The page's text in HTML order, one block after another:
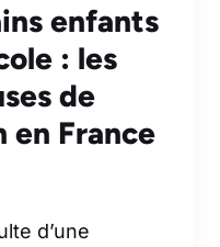
enfants
: les
de
en France
d’une